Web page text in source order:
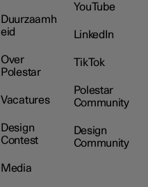
Duurzaamh
eid
Over
Polestar
Vacatures
Design
Contest
Media
YouTube
LinkedIn
TikTok
Polestar
Community
Design
Community